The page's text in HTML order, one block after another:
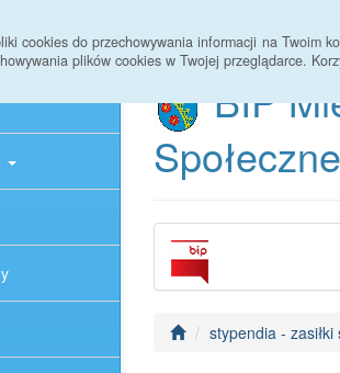
cookies do przechowywania informacji na Twoim
plików cookies w Twojej przeglądarce.
BIP
stypendia - zasiłki